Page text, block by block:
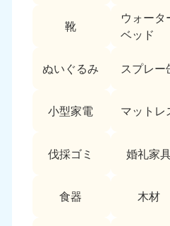
靴
ウォータ
ベッド
ぬいぐるみ スプレー
小型家電 マットレ
伐採ゴミ 婚礼家
食器 木材
050-1881-5267
9:00〜19:00 年中無休
050-1881-5255
9:00〜19:00 年中無休
静岡県